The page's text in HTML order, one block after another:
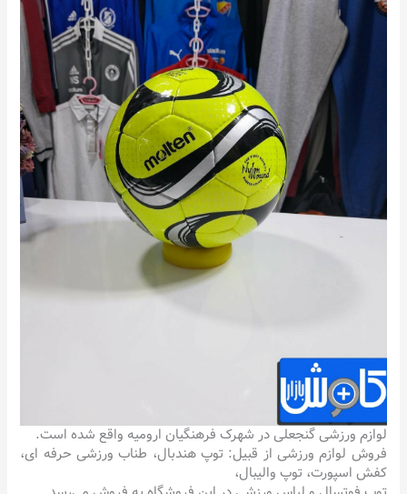
لوازم ورزشی گنجعلی در شهرک فرهنگیان ارومیه واقع شده است.
فروش لوازم ورزشی از قبیل: توپ هندبال، طناب ورزشی حرفه ای،
کفش اسپورت، توپ والیبال،